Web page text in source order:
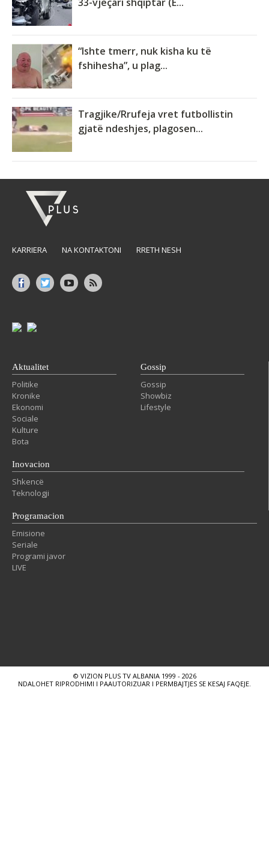
“Ishte tmerr, nuk kisha ku të
fshihesha”, u plag...
Tragjike/Rrufeja vret futbollistin
gjatë ndeshjes, plagosen...
KARRIERA NA KONTAKTONI RRETH NESH
Aktualitet
Politike
Kronike
Ekonomi
Sociale
Kulture
Bota
Gossip
Gossip
Showbiz
Lifestyle
Inovacion
Shkencë
Teknologji
Programacion
Emisione
Seriale
Programi javor
LIVE
© VIZION PLUS TV ALBANIA 1999 - 2026
NDALOHET RIPRODHIMI I PAAUTORIZUAR I PERMBAJTJES SE KESAJ FAQEJE.